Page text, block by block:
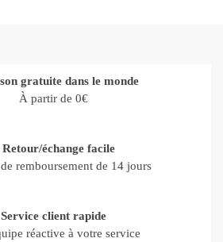
gratuite dans le monde
À partir de 0€
Retour/échange facile
remboursement de 14 jours
Service client rapide
réactive à votre service